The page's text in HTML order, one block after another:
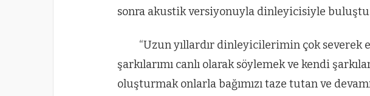
sonra akustik versiyonuyla dinleyicisiyle
“Uzun yıllardır dinleyicilerimin çok
şarkılarımı canlı olarak söylemek ve kendi
oluşturmak onlarla bağımızı taze tutan ve